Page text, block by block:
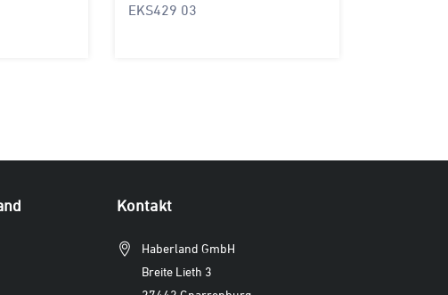
EKS429 03
Kontakt
Haberland GmbH
Breite Lieth 3